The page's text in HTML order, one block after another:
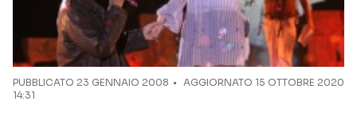
PUBBLICATO 23 GENNAIO 2008
AGGIORNATO 15 OTTOBRE 2020
14:31